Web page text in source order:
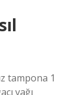
tampona 1
yağı